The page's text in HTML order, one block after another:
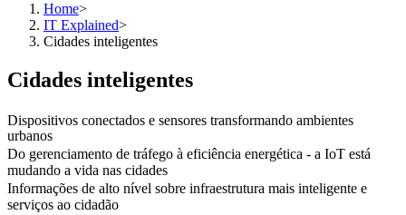
Home>
IT Explained>
Cidades inteligentes
Cidades inteligentes
Dispositivos conectados e sensores transformando ambientes
urbanos
Do gerenciamento de tráfego à eficiência energética - a IoT está
mudando a vida nas cidades
Informações de alto nível sobre infraestrutura mais inteligente e
serviços ao cidadão